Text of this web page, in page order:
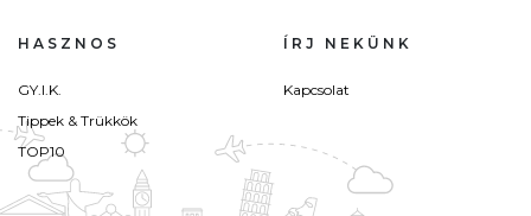
HASZNOS
GY.I.K.
Tippek & Trükkök
TOP10
ÍRJ NEKÜNK
Kapcsolat